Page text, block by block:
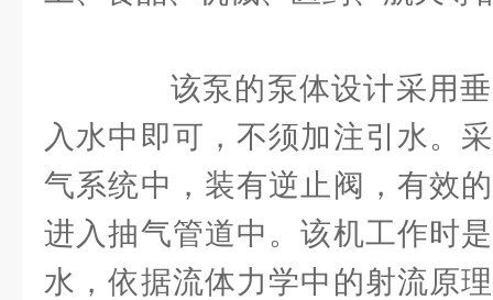
该泵的泵体设计采用垂
入水中即可，不须加注引水。
气系统中，装有逆止阀，有效
进入抽气管道中。该机工作时
水，依据流体力学中的射流原